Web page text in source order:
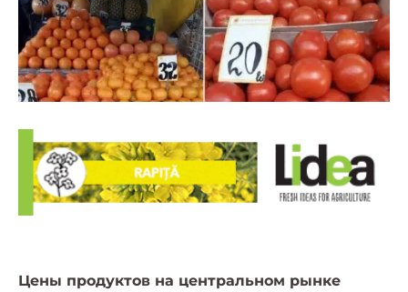
Цены продуктов на центральном рынке